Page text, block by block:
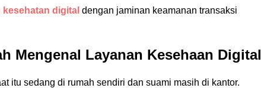
digital dengan jaminan keamanan transaksi
Mengenal Layanan Kesehaan Digital
itu sedang di rumah sendiri dan suami masih di kantor.